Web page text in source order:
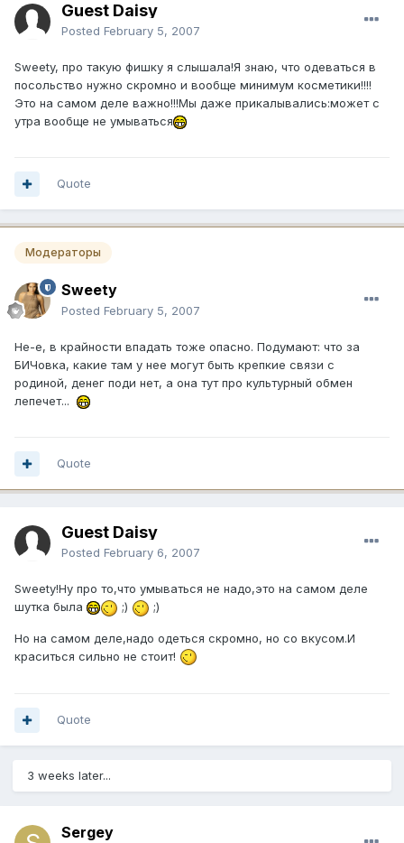
Guest Daisy
Posted February 5, 2007
Sweety, про такую фишку я слышала!Я знаю, что одеваться в
посольство нужно скромно и вообще минимум косметики!!!!
Это на самом деле важно!!!Мы даже прикалывались:может с
утра вообще не умываться
Quote
Модераторы
Sweety
Posted February 5, 2007
Не-е, в крайности впадать тоже опасно. Подумают: что за
БИЧовка, какие там у нее могут быть крепкие связи с
родиной, денег поди нет, а она тут про культурный обмен
лепечет...
Quote
Guest Daisy
Posted February 6, 2007
Sweety!Ну про то,что умываться не надо,это на самом деле
шутка была
;) ;)
Но на самом деле,надо одеться скромно, но со вкусом.И
краситься сильно не стоит!
Quote
3 weeks later...
Sergey